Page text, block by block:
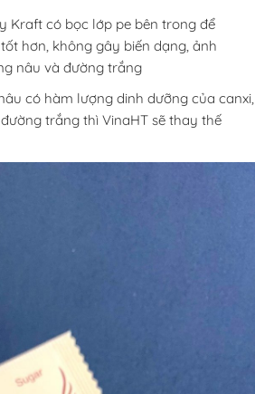
Kraft có bọc lớp pe bên trong để
hơn, không gây biến dạng, ảnh
nâu và đường trắng
có hàm lượng dinh dưỡng của canxi,
trắng thì VinaHT sẽ thay thế